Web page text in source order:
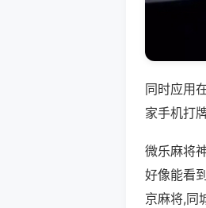
同时应用
家手机打
微乐麻将
好像能看
京麻将,同